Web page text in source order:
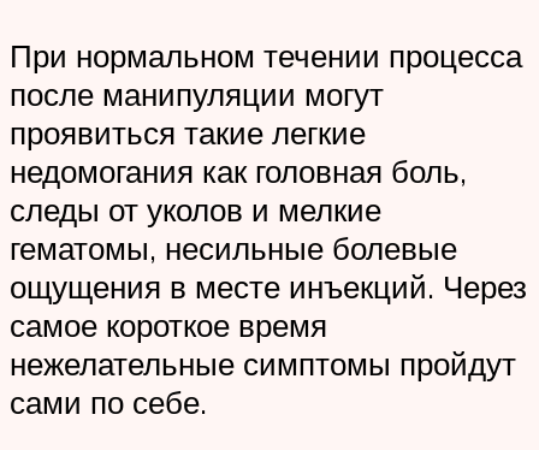
При нормальном течении процесса
после манипуляции могут
проявиться такие легкие
недомогания как головная боль,
следы от уколов и мелкие
гематомы, несильные болевые
ощущения в месте инъекций. Через
самое короткое время
нежелательные симптомы пройдут
сами по себе.